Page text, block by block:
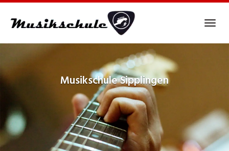
MusikschuleSipplingen